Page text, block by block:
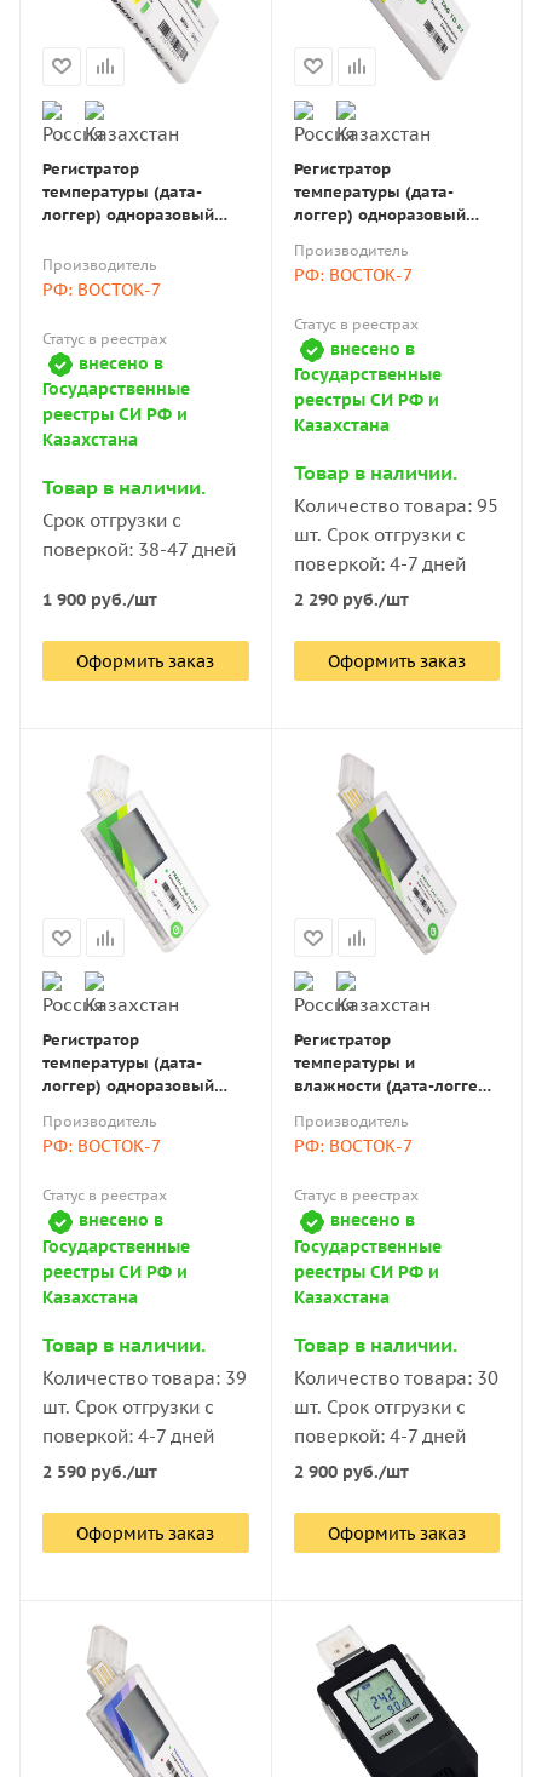
Регистратор
температуры (дата-
логгер) одноразовый
поверкой
Производитель
РФ: ВОСТОК-7
Статус в реестрах
внесено в
Государственные
реестры СИ РФ и
Казахстана
Товар в наличии.
Срок отгрузки с
поверкой: 38-47 дней
1 900 руб./шт
Оформить заказ
Регистратор
температуры (дата-
логгер) одноразовый
поверкой
Производитель
РФ: ВОСТОК-7
Статус в реестрах
внесено в
Государственные
реестры СИ РФ и
Казахстана
Товар в наличии.
Количество товара: 95
шт. Срок отгрузки с
поверкой: 4-7 дней
2 290руб./шт
Оформить заказ
Регистратор
температуры (дата-
логгер) одноразовый
поверкой
Производитель
РФ: ВОСТОК-7
Статус в реестрах
внесено в
Государственные
реестры СИ РФ и
Казахстана
Товар в наличии.
Количество товара: 39
шт. Срок отгрузки с
поверкой: 4-7 дней
2 590 руб./шт
Оформить заказ
Регистратор
температуры и
влажности (дата-логгер)
FreshTag 10TН-В7 с
поверкой
Производитель
РФ: ВОСТОК-7
Статус в реестрах
внесено в
Государственные
реестры СИ РФ и
Казахстана
Товар в наличии.
Количество товара: 30
шт. Срок отгрузки с
поверкой: 4-7 дней
2 900руб./шт
Оформить заказ